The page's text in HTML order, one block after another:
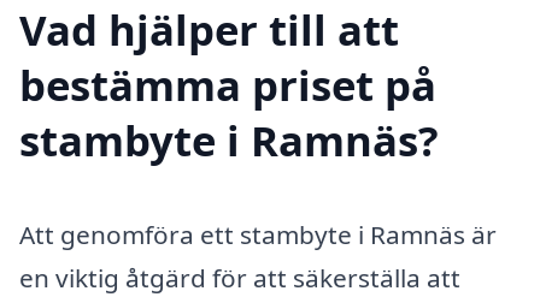
Vad hjälper till att
bestämma priset på
stambyte i Ramnäs?
Att genomföra ett stambyte i Ramnäs är
en viktig åtgärd för att säkerställa att